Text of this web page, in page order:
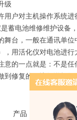
级
用户对主机操作系统进
蓄电池维修维护设备
舞台，一般在通讯单
，用活化仪对电池进行
意的一点就是：不是
到修复的，比如说板短
产品：